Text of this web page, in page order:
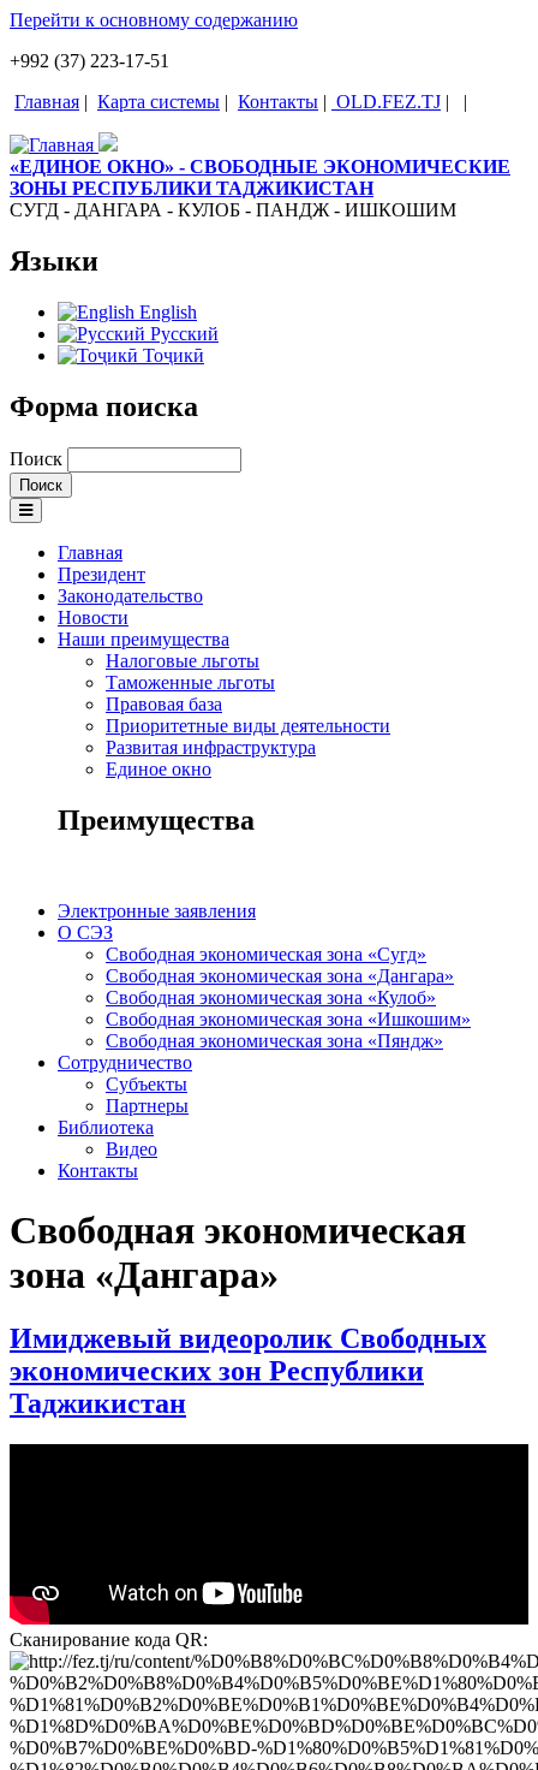
Перейти к основному содержанию
+992 (37) 223-17-51
Главная | Карта системы | Контакты | OLD.FEZ.TJ | |
«ЕДИНОЕ ОКНО» - СВОБОДНЫЕ ЭКОНОМИЧЕСКИЕ
ЗОНЫ РЕСПУБЛИКИ ТАДЖИКИСТАН
СУГД - ДАНГАРА - КУЛОБ - ПАНДЖ - ИШКОШИМ
Языки
English
Русский
Тоҷикӣ
Форма поиска
Поиск
Главная
Президент
Законодательство
Новости
Наши преимущества
Налоговые льготы
Таможенные льготы
Правовая база
Приоритетные виды деятельности
Развитая инфраструктура
Единое окно
Преимущества
Электронные заявления
О СЭЗ
Свободная экономическая зона «Сугд»
Свободная экономическая зона «Дангара»
Свободная экономическая зона «Кулоб»
Свободная экономическая зона «Ишкошим»
Свободная экономическая зона «Пяндж»
Сотрудничество
Субъекты
Партнеры
Библиотека
Видео
Контакты
Свободная экономическая
зона «Дангара»
Имиджевый видеоролик Свободных
экономических зон Республики
Таджикистан
Сканирование кода QR: